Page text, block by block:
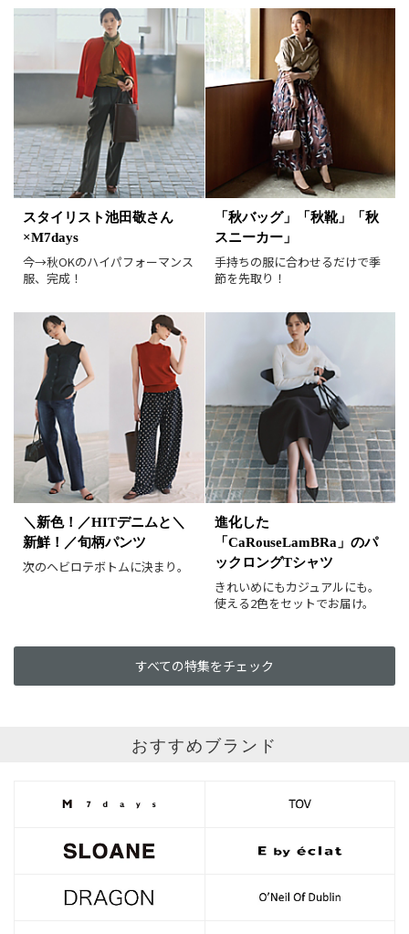
画像小 画像大
30件 90件
並び順 おすすめ順
人気順
新着順
価格が安い順
価格が高い順
値下げ実施日順
ホワイト ブラック
グレー
ベージュ
ブラウン
オレンジ
イエロー
レッド
ピンク
パープル
グリーン
ブルー
ゴールド
シルバー マルチ
スタイリスト池田敬さん
×M7days
今→秋OKのハイパフォーマンス
服、完成！
「秋バッグ」「秋靴」「秋
スニーカー」
手持ちの服に合わせるだけで季
節を先取り！
＼新色！／HITデニムと＼
新鮮！／旬柄パンツ
次のヘビロテボトムに決まり。
進化した
「CaRouseLamBRa」のパ
ックロングTシャツ
きれいめにもカジュアルにも。
使える2色をセットでお届け。
すべての特集をチェック
おすすめブランド